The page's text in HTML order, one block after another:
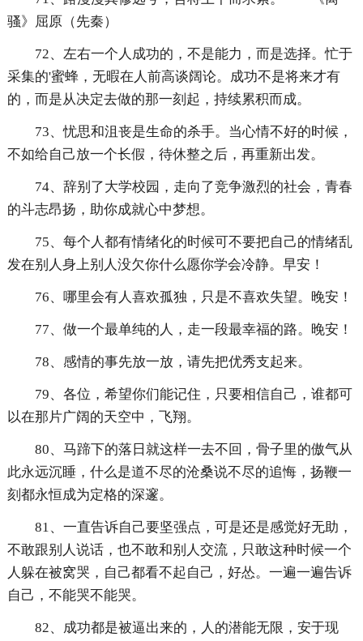
骚》屈原（先秦）
72、左右一个人成功的，不是能力，而是选择。忙于
采集的'蜜蜂，无暇在人前高谈阔论。成功不是将来才有
的，而是从决定去做的那一刻起，持续累积而成。
73、忧思和沮丧是生命的杀手。当心情不好的时候，
不如给自己放一个长假，待休整之后，再重新出发。
74、辞别了大学校园，走向了竞争激烈的社会，青春
的斗志昂扬，助你成就心中梦想。
75、每个人都有情绪化的时候可不要把自己的情绪乱
发在别人身上别人没欠你什么愿你学会冷静。早安！
76、哪里会有人喜欢孤独，只是不喜欢失望。晚安！
77、做一个最单纯的人，走一段最幸福的路。晚安！
78、感情的事先放一放，请先把优秀支起来。
79、各位，希望你们能记住，只要相信自己，谁都可
以在那片广阔的天空中，飞翔。
80、马蹄下的落日就这样一去不回，骨子里的傲气从
此永远沉睡，什么是道不尽的沧桑说不尽的追悔，扬鞭一
刻都永恒成为定格的深邃。
81、一直告诉自己要坚强点，可是还是感觉好无助，
不敢跟别人说话，也不敢和别人交流，只敢这种时候一个
人躲在被窝哭，自己都看不起自己，好怂。一遍一遍告诉
自己，不能哭不能哭。
82、成功都是被逼出来的，人的潜能无限，安于现